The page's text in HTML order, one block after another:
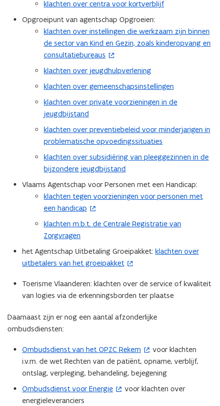
t
e
r
)
u
w
v
e
n
s
e
r
)
e
u
w
v
e
n
t
e
r
)
n
t
i
n
n
e
u
w
v
n
s
t
e
r
)
klachten over centra voor kortverblijf
Opgroeipunt van agentschap Opgroeien:
klachten over instellingen die werkzaam zijn binnen
de sector van Kind en Gezin, zoals kinderopvang en
consultatiebureaus
(
o
p
e
t
i
n
n
i
u
w
v
e
n
s
t
r
)
klachten over jeugdhulpverlening
klachten over gemeenschapsinstellingen
klachten over private voorzieningen in de
jeugdbijstand
klachten over preventiebeleid voor minderjarigen in
problematische opvoedingssituaties
klachten over subsidiëring van pleeggezinnen in de
bijzondere jeugdbijstand
Vlaams Agentschap voor Personen met een Handicap:
klachten tegen voorzieningen voor personen met
een handicap
(
o
p
e
t
i
n
i
e
u
v
e
n
s
t
klachten m.b.t. de Centrale Registratie van
Zorgvragen
het Agentschap Uitbetaling Groeipakket: klachten over
uitbetalers van het groeipakket
(
e
n
i
n
i
e
w
Toerisme Vlaanderen: klachten over de service of kwaliteit
van logies via de erkenningsborden ter plaatse
Daarnaast zijn er nog een aantal afzonderlijke
ombudsdiensten:
Ombudsdienst van het OPZC Rekem
(
o
p
e
n
voor klachten
i.v.m. de wet Rechten van de patiënt, opname, verblijf,
ontslag, verpleging, behandeling, bejegening
Ombudsdienst voor Energie
(
o
voor klachten over
energieleveranciers